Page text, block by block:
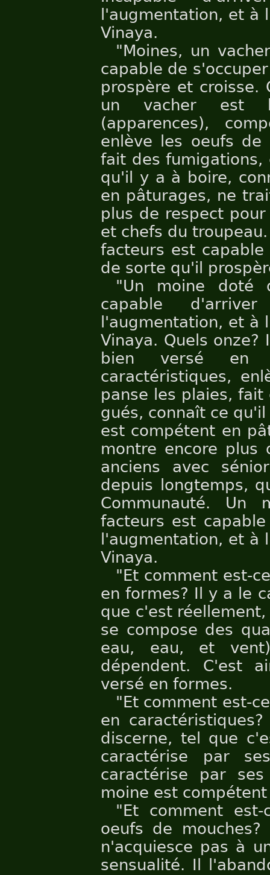
l'augmentation, et à
Vinaya.
"Moines, un
capable de
prospère et croisse.
un vacher est
(apparences),
enlève les oeufs de
fait des fumigations,
qu'il y a à boire,
en pâturages, ne
plus de respect
et chefs du
facteurs est
de sorte qu'il
"Un moine doté
capable
l'augmentation, et à
Vinaya. Quels
bien versé en
caractéristiques,
panse les plaies,
gués, connaît ce
est compétent en
montre encore plus
anciens avec
depuis longtemps,
Communauté.
facteurs est
l'augmentation, et à
Vinaya.
"Et comment est-
en formes? Il y a le
que c'est
se compose des
eau, eau, et
dépendent. C'est
versé en formes.
"Et comment est-
en
discerne, tel que
caractérise par
caractérise par
moine est
"Et comment
oeufs de
n'acquiesce pas à
sensualité. Il